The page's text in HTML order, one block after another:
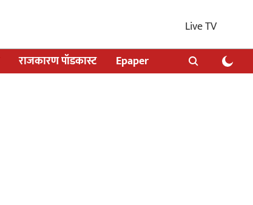
Live TV
राजकारण पॉडकास्ट Epaper